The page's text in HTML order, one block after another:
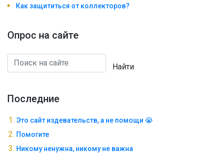
Как защититься от коллекторов?
Опрос на сайте
Найти
Последние
Это сайт издевательств, а не помощи 😭
Помогите
Никому ненужна, никому не важна